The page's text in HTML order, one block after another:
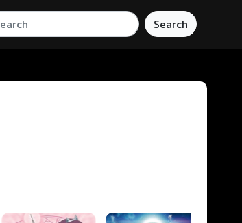
Search